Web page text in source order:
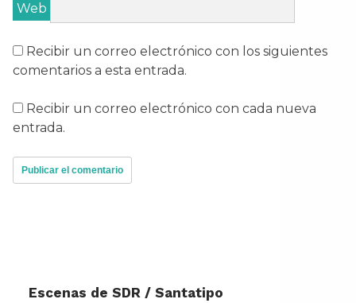
Web
Recibir un correo electrónico con los siguientes
comentarios a esta entrada.
Recibir un correo electrónico con cada nueva
entrada.
Escenas de SDR / Santatipo